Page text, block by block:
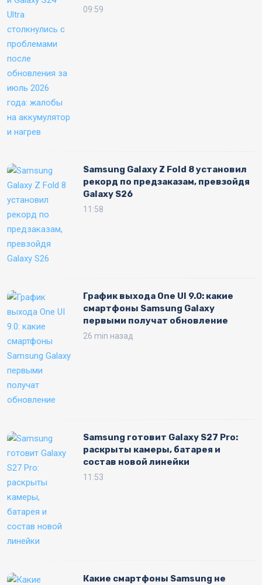
июль 2026 года: жалобы на
09:59
Samsung Galaxy Z Fold 8 установил
рекорд по предзаказам, превзойдя
Galaxy S26
11:58
График выхода One UI 9.0: какие
смартфоны Samsung Galaxy
первыми получат обновление
26 min назад
Samsung готовит Galaxy S27 Pro:
раскрыты камеры, батарея и
состав новой линейки
11:53
Какие смартфоны Samsung не